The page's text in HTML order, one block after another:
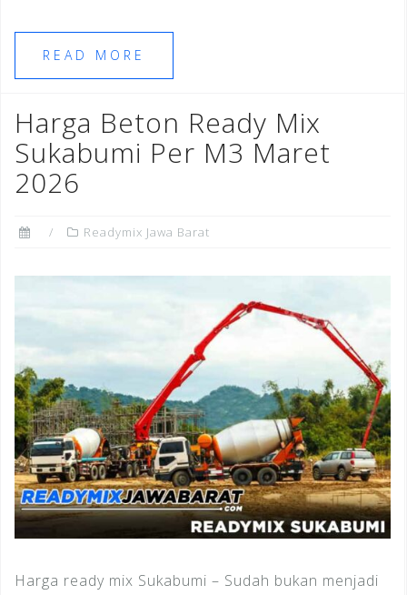
c
e
b
o
o
k
tt
e
r
te
r
e
st
k
dI
n m
READ MORE
Harga Beton Ready Mix
Sukabumi Per M3 Maret
2026
Readymix Jawa Barat
Harga ready mix Sukabumi – Sudah bukan menjadi